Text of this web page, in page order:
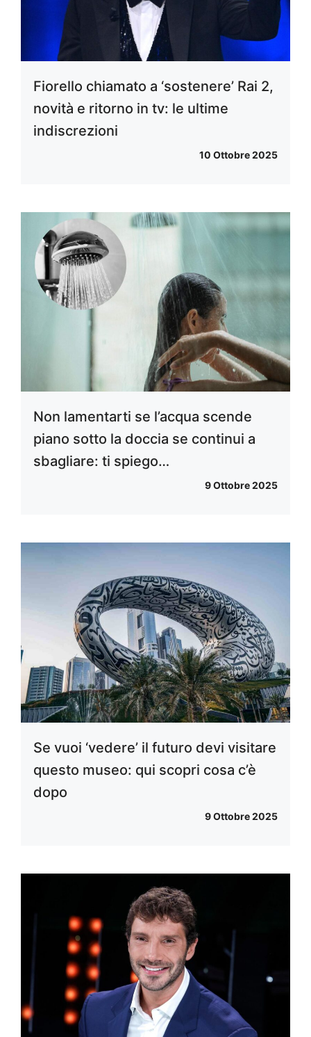
Fiorello chiamato a ‘sostenere’ Rai 2,
novità e ritorno in tv: le ultime
indiscrezioni
10 Ottobre 2025
Non lamentarti se l’acqua scende
piano sotto la doccia se continui a
sbagliare: ti spiego…
9 Ottobre 2025
Se vuoi ‘vedere’ il futuro devi visitare
questo museo: qui scopri cosa c’è
dopo
9 Ottobre 2025